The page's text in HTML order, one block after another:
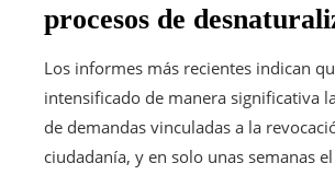
procesos de
Los informes más recientes indican
intensificado de manera significativa
de demandas vinculadas a la
ciudadanía, y en solo unas semanas